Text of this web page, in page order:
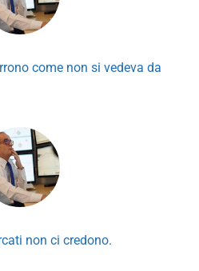
come non si vedeva da
non ci credono.